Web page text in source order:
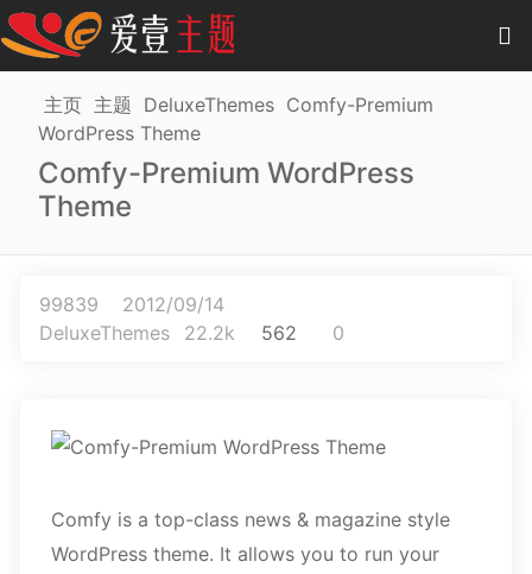
0项目-0.00 元
主题
插件
商城
主页 主题 DeluxeThemes Comfy-Premium
WordPress Theme
Comfy-Premium WordPress
Theme
99839
2012/09/14
DeluxeThemes
22.2k 562 0
Comfy is a top-class news & magazine style
WordPress theme. It allows you to run your